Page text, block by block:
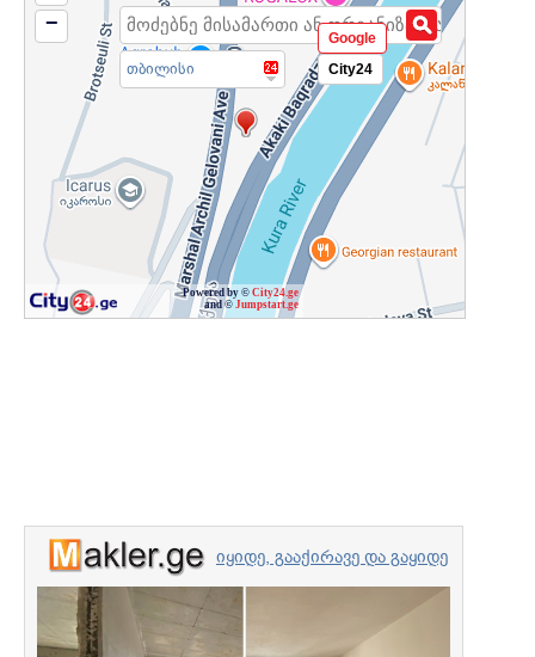
თბილისი
Powered by © City24.ge
and © Jumpstart.ge
−
Google
City24
იყიდე, გააქირავე და გაყიდე
პროფესიონალებთან